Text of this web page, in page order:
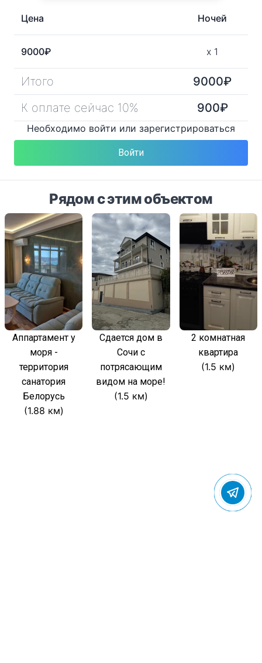
Цена Ночей
9000₽ x 1
Итого 9000₽
К оплате сейчас 10%
900₽
Необходимо войти или зарегистрироваться
Войти
Рядом с этим объектом
Аппартамент у
моря -
территория
санатория
Белорусь
(1.88 км)
Сдается дом в
Сочи с
потрясающим
видом на море!
(1.5 км)
2 комнатная
квартира
(1.5 км)